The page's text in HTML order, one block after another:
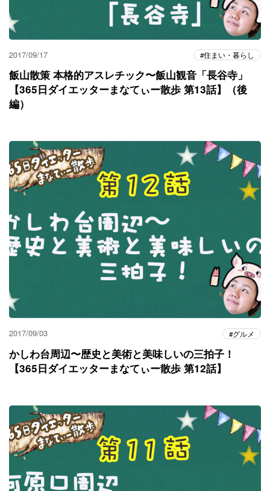
2017/09/17 住まい・暮らし
飯山散策 本格的アスレチック〜飯山観音「長谷寺」
【365日ダイエッターまなてぃー散歩 第13話】（後
編）
2017/09/03 グルメ
かしわ台周辺〜歴史と美術と美味しいの三拍子！
【365日ダイエッターまなてぃー散歩 第12話】